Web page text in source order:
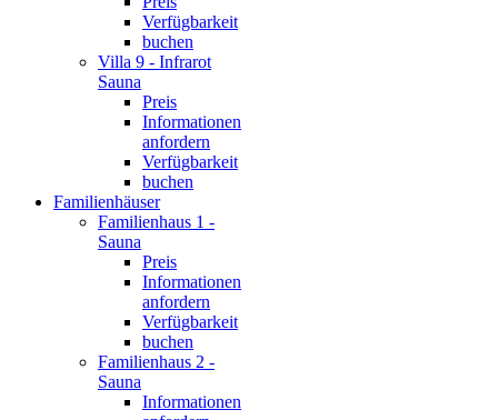
Verfügbarkeit
buchen
Villa 9 - Infrarot
Sauna
Preis
Informationen
anfordern
Verfügbarkeit
buchen
Familienhäuser
Familienhaus 1 -
Sauna
Preis
Informationen
anfordern
Verfügbarkeit
buchen
Familienhaus 2 -
Sauna
Informationen